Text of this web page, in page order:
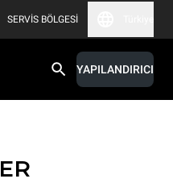
SERVIS BÖLGESI
YAPILANDIRICI